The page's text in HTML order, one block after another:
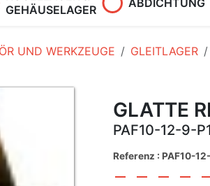
GEHÄUSELAGER
ABDICHTUNG
UND WERKZEUGE GLEITLAGER
GLATTE
PAF10-12-9-
Referenz : PAF10-